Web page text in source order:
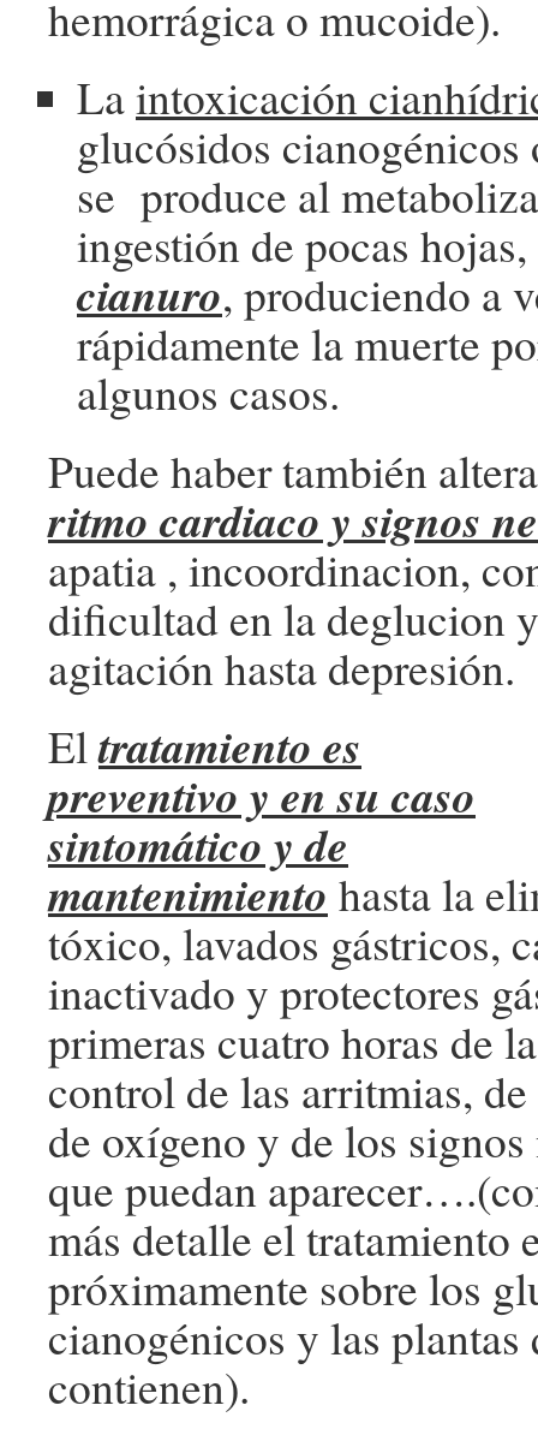
hemorrágica o mucoide).
Laintoxicación
glucósidos
se produce al
ingestión de pocas
cianuro, produciendo a
rápidamente la muerte
algunos casos.
Puede haber también
ritmo cardiaco y signos
apatia , incoordinacion,
dificultad en la deglucion
agitación hasta depresión.
Eltratamiento es
preventivo y en su caso
sintomático y de
mantenimiento hasta la
tóxico, lavados gástricos,
inactivado y protectores
primeras cuatro horas de
control de las arritmias,
de oxígeno y de los
que puedan
más detalle el tratamiento
próximamente sobre los
cianogénicos y las plantas
contienen).